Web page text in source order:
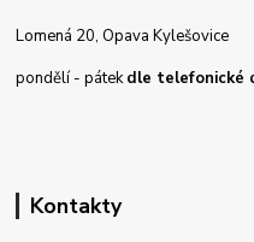
Lomená 20, Opava Kylešovice
pondělí - pátekdle telefonické
Kontakty